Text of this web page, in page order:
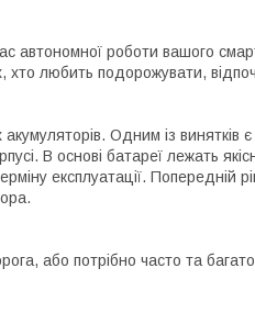
автономної роботи вашого
любить подорожувати,
Одним із винятків
В основі батареї лежать
експлуатації. Попередній
або потрібно часто та